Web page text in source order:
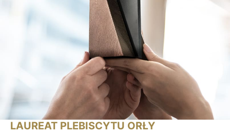
LAUREAT PLEBISCYTU ORŁY